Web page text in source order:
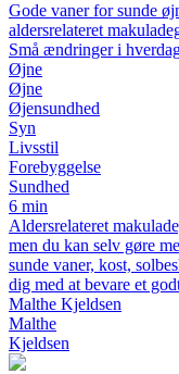
Gode vaner for sunde
aldersrelateret
Små ændringer i
Øjne
Øjne
Øjensundhed
Syn
Livsstil
Forebyggelse
Sundhed
6 min
Aldersrelateret
men du kan selv gøre
sunde vaner, kost,
dig med at bevare et
Malthe Kjeldsen
Malthe
Kjeldsen